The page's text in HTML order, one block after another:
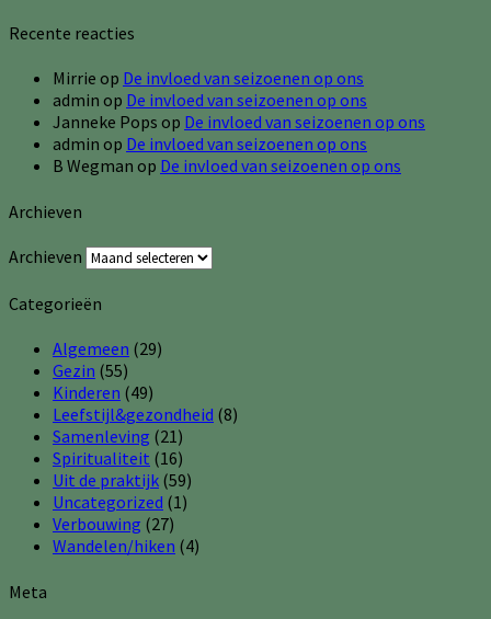
Recente reacties
Mirrie op De invloed van seizoenen op ons
admin op De invloed van seizoenen op ons
Janneke Pops op De invloed van seizoenen op ons
admin op De invloed van seizoenen op ons
B Wegman op De invloed van seizoenen op ons
Archieven
Archieven
Categorieën
Algemeen (29)
Gezin (55)
Kinderen (49)
Leefstijl&gezondheid (8)
Samenleving (21)
Spiritualiteit (16)
Uit de praktijk (59)
Uncategorized (1)
Verbouwing (27)
Wandelen/hiken (4)
Meta